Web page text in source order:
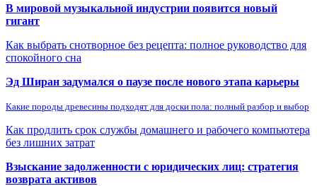
В мировой музыкальной индустрии появится новый
гигант
Как выбрать снотворное без рецепта: полное руководство для
спокойного сна
Эд Ширан задумался о паузе после нового этапа карьеры
Какие породы древесины подходят для доски пола: полный разбор и выбор
Как продлить срок службы домашнего и рабочего компьютера
без лишних затрат
Взыскание задолженности с юридических лиц: стратегия
возврата активов